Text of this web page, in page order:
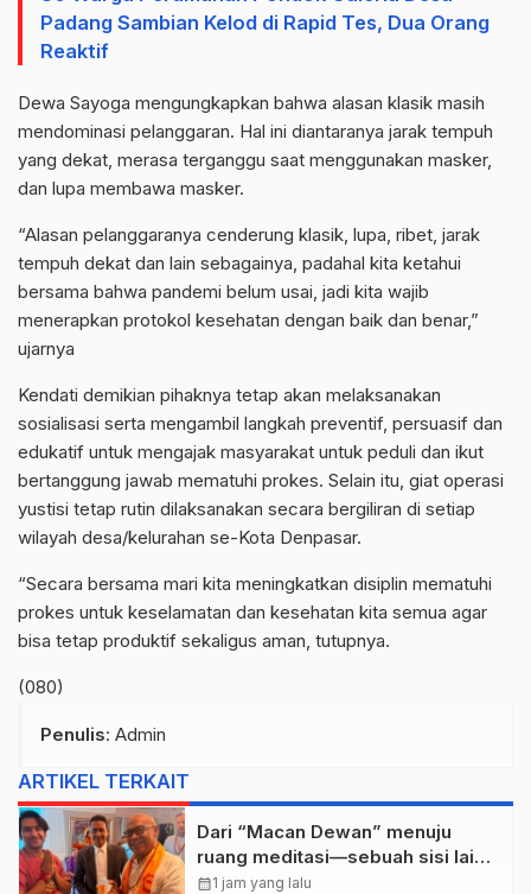
Padang Sambian Kelod di Rapid Tes, Dua Orang
Reaktif
Dewa Sayoga mengungkapkan bahwa alasan klasik masih
mendominasi pelanggaran. Hal ini diantaranya jarak tempuh
yang dekat, merasa terganggu saat menggunakan masker,
dan lupa membawa masker.
“Alasan pelanggaranya cenderung klasik, lupa, ribet, jarak
tempuh dekat dan lain sebagainya, padahal kita ketahui
bersama bahwa pandemi belum usai, jadi kita wajib
menerapkan protokol kesehatan dengan baik dan benar,”
ujarnya
Kendati demikian pihaknya tetap akan melaksanakan
sosialisasi serta mengambil langkah preventif, persuasif dan
edukatif untuk mengajak masyarakat untuk peduli dan ikut
bertanggung jawab mematuhi prokes. Selain itu, giat operasi
yustisi tetap rutin dilaksanakan secara bergiliran di setiap
wilayah desa/kelurahan se-Kota Denpasar.
“Secara bersama mari kita meningkatkan disiplin mematuhi
prokes untuk keselamatan dan kesehatan kita semua agar
bisa tetap produktif sekaligus aman, tutupnya.
(080)
Penulis: Admin
ARTIKEL TERKAIT
Dari “Macan Dewan” menuju
ruang meditasi—sebuah sisi lain I
Dewa Nyoman Rai Bertemu Baba
calendar_month1 jam yang lalu